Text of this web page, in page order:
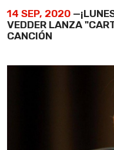
14 SEP, 2020
VEDDER LANZA
CANCIÓN